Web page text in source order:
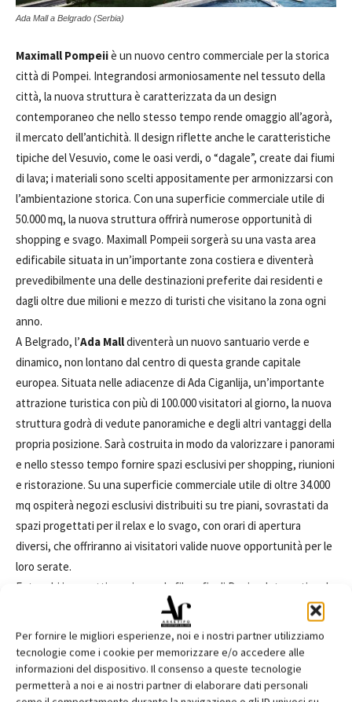
Per fornire le migliori esperienze, noi e i nostri partner utilizziamo
tecnologie come i cookie per memorizzare e/o accedere alle
informazioni del dispositivo. Il consenso a queste tecnologie
permetterà a noi e ai nostri partner di elaborare dati personali
Ada Mall a Belgrado (Serbia)
Maximall Pompeiiè un nuovo centro commerciale per la storica
città di Pompei. Integrandosi armoniosamente nel tessuto della
città, la nuova struttura è caratterizzata da un design
contemporaneo che nello stesso tempo rende omaggio all’agorà,
il mercato dell’antichità. Il design riflette anche le caratteristiche
tipiche del Vesuvio, come le oasi verdi, o “dagale”, create dai fiumi
di lava; i materiali sono scelti appositamente per armonizzarsi con
l’ambientazione storica. Con una superficie commerciale utile di
50.000 mq, la nuova struttura offrirà numerose opportunità di
shopping e svago. Maximall Pompeii sorgerà su una vasta area
edificabile situata in un’importante zona costiera e diventerà
prevedibilmente una delle destinazioni preferite dai residenti e
dagli oltre due milioni e mezzo di turisti che visitano la zona ogni
anno.
A Belgrado, l’Ada Malldiventerà un nuovo santuario verde e
dinamico, non lontano dal centro di questa grande capitale
europea. Situata nelle adiacenze di Ada Ciganlija, un’importante
attrazione turistica con più di 100.000 visitatori al giorno, la nuova
struttura godrà di vedute panoramiche e degli altri vantaggi della
propria posizione. Sarà costruita in modo da valorizzare i panorami
e nello stesso tempo fornire spazi esclusivi per shopping, riunioni
e ristorazione. Su una superficie commerciale utile di oltre 34.000
mq ospiterà negozi esclusivi distribuiti su tre piani, sovrastati da
spazi progettati per il relax e lo svago, con orari di apertura
diversi, che offriranno ai visitatori valide nuove opportunità per le
loro serate.
Entrambi i progetti esprimono la filosofia di Design International:
dare forma alle storie per creare esperienze innovative.
TAGS Ada Mall Belgrado centro commerciale
Davide Padoa
Design International
European Property Awards
Maximall Pompeii
Paul Mollé Pompei Retail Architecture